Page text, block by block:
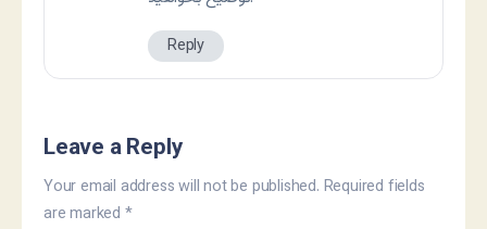
Reply
Leave a Reply
Your email address will not be published. Required fields
are marked *